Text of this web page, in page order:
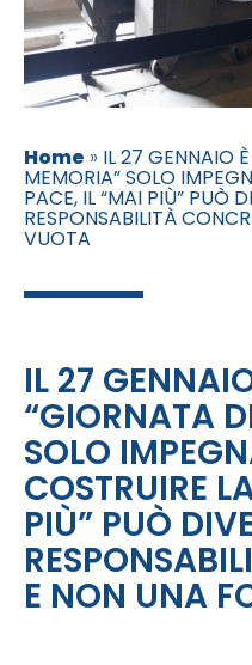
Home » IL 27 GENNAIO
MEMORIA” SOLO
PACE, IL “MAI PIÙ” PUÒ
RESPONSABILITÀ
VUOTA
IL 27
“GIORNATA
SOLO
COSTRUIRE
PIÙ” PUÒ
E NON UNA